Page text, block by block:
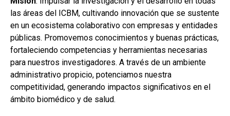
las áreas del ICBM, cultivando innovación que se sustente
en un ecosistema colaborativo con empresas y entidades
públicas. Promovemos conocimientos y buenas prácticas,
fortaleciendo competencias y herramientas necesarias
para nuestros investigadores. A través de un ambiente
administrativo propicio, potenciamos nuestra
competitividad, generando impactos significativos en el
ámbito biomédico y de salud.